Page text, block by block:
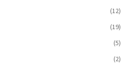
(12)
(19)
(5)
(2)